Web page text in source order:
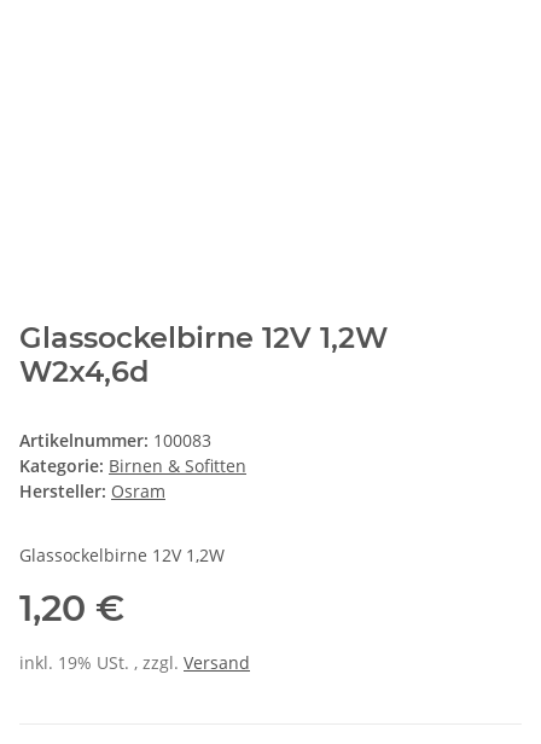
Glassockelbirne 12V 1,2W
W2x4,6d
Artikelnummer: 100083
Kategorie: Birnen & Sofitten
Hersteller: Osram
Glassockelbirne 12V 1,2W
1,20 €
inkl. 19% USt. , zzgl. Versand